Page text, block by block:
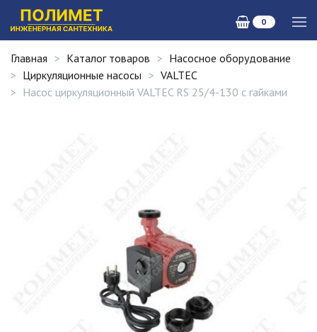
0
Главная Каталог товаров
Насосное оборудование
Циркуляционные насосы
VALTEC
Насос циркуляционный VALTEC RS 25/4-130 с гайками